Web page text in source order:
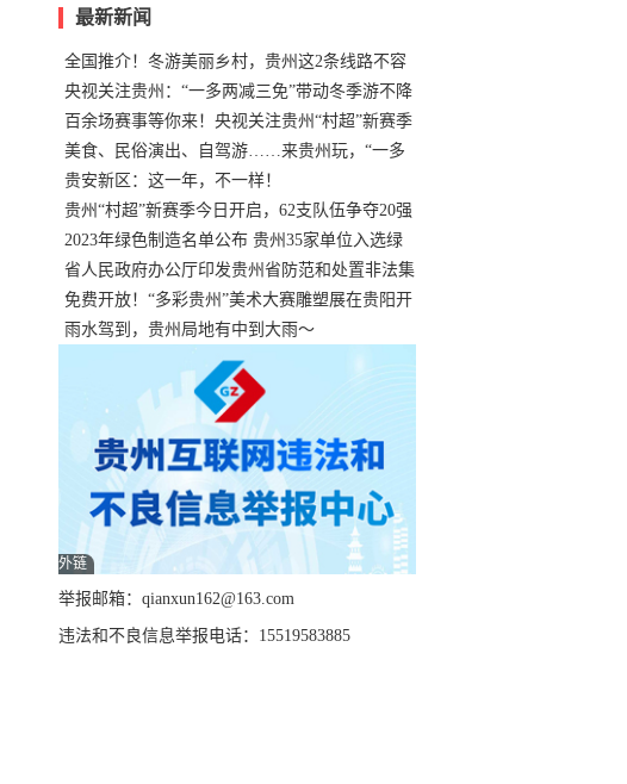
最新新闻
全国推介！冬游美丽乡村，贵州这2条线路不容
错过
央视关注贵州：“一多两减三免”带动冬季游不降
温
百余场赛事等你来！央视关注贵州“村超”新赛季
正式“打响”
美食、民俗演出、自驾游……来贵州玩，“一多
两减三免”！
贵安新区：这一年，不一样！
贵州“村超”新赛季今日开启，62支队伍争夺20强
名额
2023年绿色制造名单公布 贵州35家单位入选绿
色工厂
省人民政府办公厅印发贵州省防范和处置非法集
资工作实施细则
免费开放！“多彩贵州”美术大赛雕塑展在贵阳开
展，持续至1月19日
雨水驾到，贵州局地有中到大雨～
外链
举报邮箱：qianxun162@163.com
违法和不良信息举报电话：15519583885